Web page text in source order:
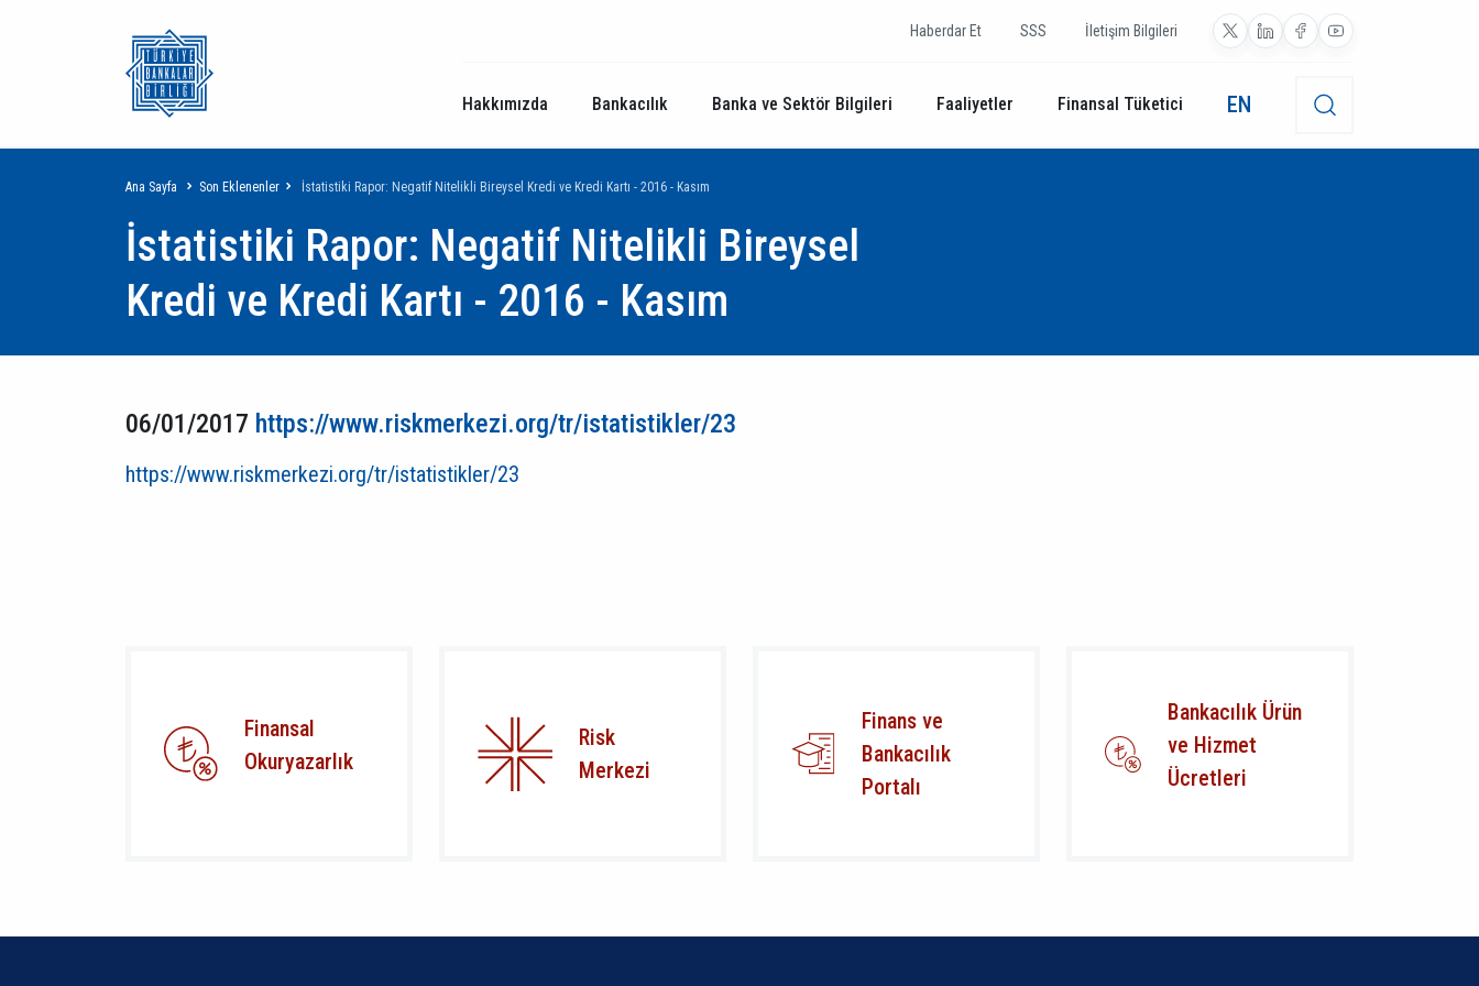
Haberdar Et SSS İletişim Bilgileri
Hakkımızda Bankacılık Banka ve Sektör Bilgileri Faaliyetler Finansal Tüketici EN
Sayfa
yolu
Ana Sayfa Son Eklenenler İstatistiki Rapor: Negatif Nitelikli Bireysel Kredi ve Kredi Kartı - 2016 - Kasım
İstatistiki Rapor: Negatif Nitelikli Bireysel
Kredi ve Kredi Kartı - 2016 - Kasım
06/01/2017 https://www.riskmerkezi.org/tr/istatistikler/23
https://www.riskmerkezi.org/tr/istatistikler/23
Finansal
Okuryazarlık
Risk
Merkezi
Finans ve
Bankacılık
Portalı
Bankacılık Ürün
ve Hizmet
Ücretleri